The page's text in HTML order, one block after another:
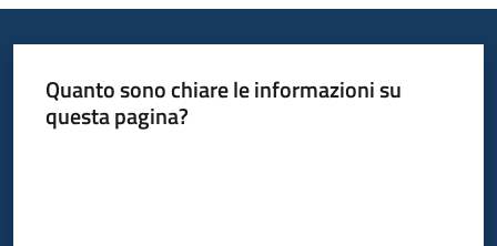
Quanto sono chiare le informazioni su
questa pagina?